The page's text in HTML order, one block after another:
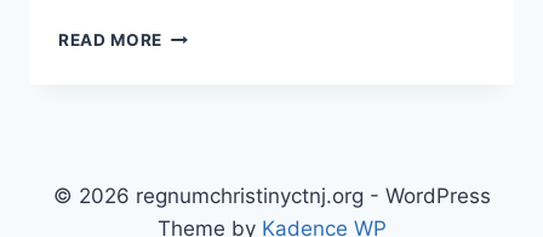
READ MORE DAMPAK
KONTEN
UNTUK
© 2026 regnumchristinyctnj.org - WordPress
Theme by Kadence WP